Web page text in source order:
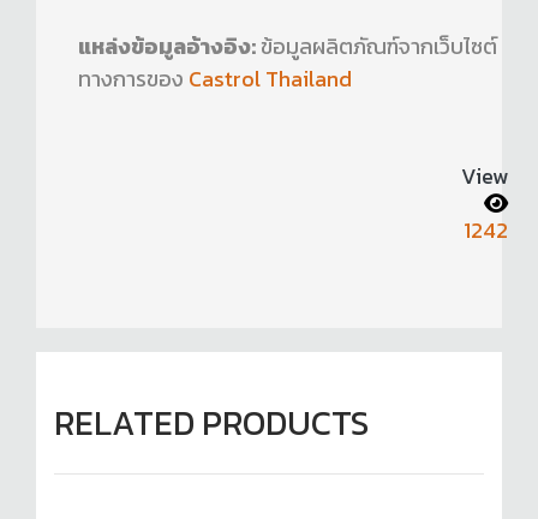
แหล่งข้อมูลอ้างอิง:ข้อมูลผลิตภัณฑ์จากเว็บไซต์
ทางการของ Castrol Thailand
View
1242
RELATED PRODUCTS